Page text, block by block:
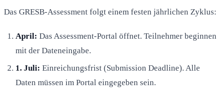
Das GRESB-Assessment folgt einem festen jährlichen Zyklus:
April: Das Assessment-Portal öffnet. Teilnehmer beginnen
mit der Dateneingabe.
1. Juli: Einreichungsfrist (Submission Deadline). Alle
Daten müssen im Portal eingegeben sein.